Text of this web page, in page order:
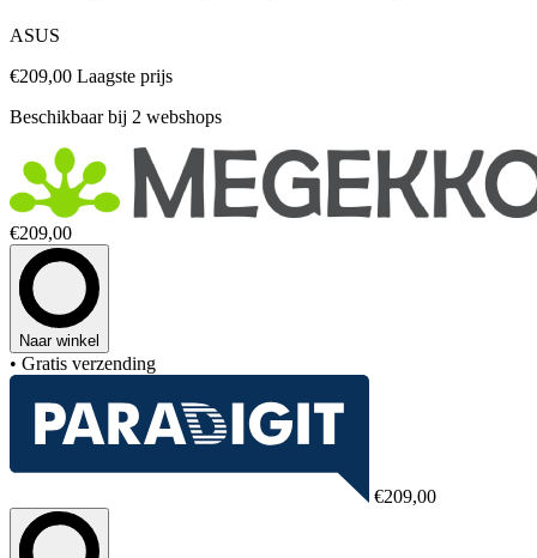
ASUS
€209,00 Laagste prijs
Beschikbaar bij 2 webshops
€209,00
Naar winkel
• Gratis verzending
€209,00